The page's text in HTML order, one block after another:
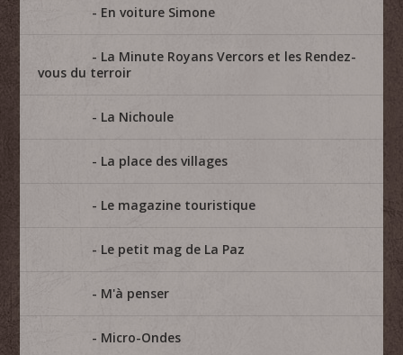
En voiture Simone
La Minute Royans Vercors et les Rendez-
vous du terroir
La Nichoule
La place des villages
Le magazine touristique
Le petit mag de La Paz
M'à penser
Micro-Ondes